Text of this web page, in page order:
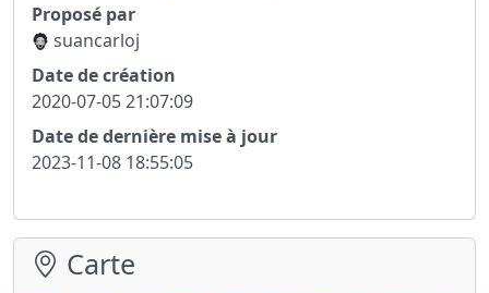
Proposé par
suancarloj
Date de création
2020-07-05 21:07:09
Date de dernière mise à jour
2023-11-08 18:55:05
Carte